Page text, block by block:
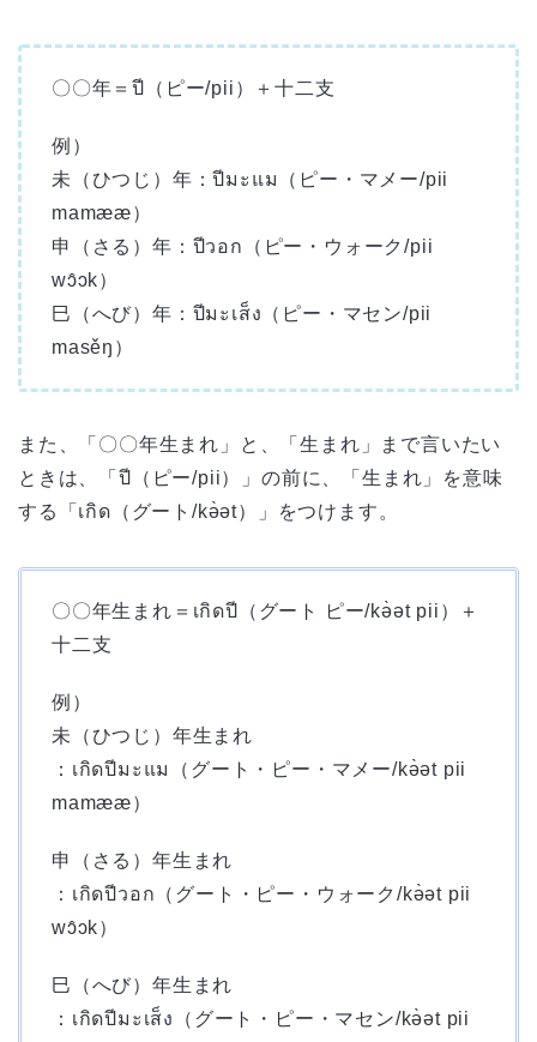
〇〇年＝ปี（ピー/pii）＋十二支
例）
未（ひつじ）年：ปีมะแม（ピー・マメー/pii
mamææ）
申（さる）年：ปีวอก（ピー・ウォーク/pii
wɔ̂ɔk）
巳（へび）年：ปีมะเส็ง（ピー・マセン/pii
masěŋ）
また、「〇〇年生まれ」と、「生まれ」まで言いたい
ときは、「ปี（ピー/pii）」の前に、「生まれ」を意味
する「เกิด（グート/kə̀ət）」をつけます。
〇〇年生まれ＝เกิดปี（グート ピー/kə̀ət pii）＋
十二支
例）
未（ひつじ）年生まれ
：เกิดปีมะแม（グート・ピー・マメー/kə̀ət pii
mamææ）
申（さる）年生まれ
：เกิดปีวอก（グート・ピー・ウォーク/kə̀ət pii
wɔ̂ɔk）
巳（へび）年生まれ
：เกิดปีมะเส็ง（グート・ピー・マセン/kə̀ət pii